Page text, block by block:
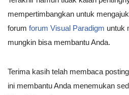
mempertimbangkan untuk
forum forum Visual Paradigm untuk
mungkin bisa membantu Anda.
Terima kasih telah membaca
ini membantu Anda menemukan